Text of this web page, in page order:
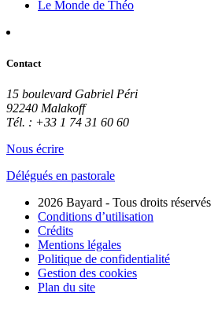
Le Monde de Théo
Contact
15 boulevard Gabriel Péri
92240 Malakoff
Tél. : +33 1 74 31 60 60
Nous écrire
Délégués en pastorale
2026 Bayard - Tous droits réservés
Conditions d’utilisation
Crédits
Mentions légales
Politique de confidentialité
Gestion des cookies
Plan du site